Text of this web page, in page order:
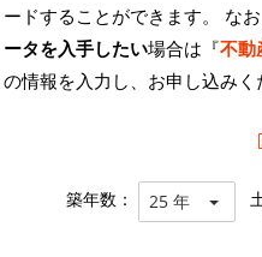
ードすることができます。 なお
ータを入手したい場合は『不動
の情報を入力し、お申し込みく
築年数： 25 年